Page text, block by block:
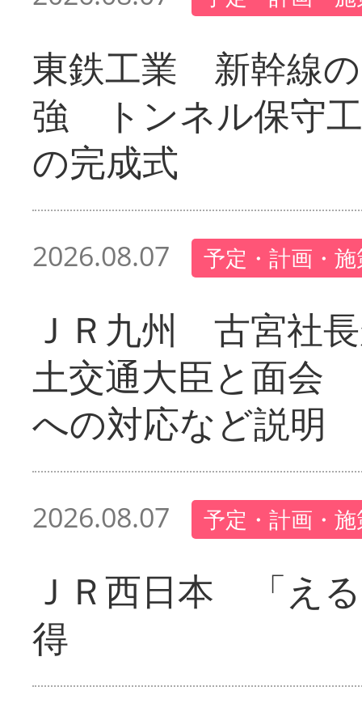
東鉄工業 新幹線
強 トンネル保守
の完成式
2026.08.07 予定・計画・
ＪＲ九州 古宮社
土交通大臣と面会
への対応など説明
2026.08.07 予定・計画・
ＪＲ西日本 「え
得